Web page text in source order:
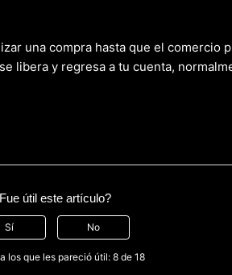
una compra hasta que el comercio
libera y regresa a tu cuenta,
útil este artículo?
Sí No
los que les pareció útil: 8 de 18